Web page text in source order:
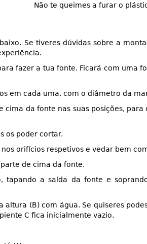
Não te queimes a furar o
Se tiveres dúvidas sobre a
fazer a tua fonte. Ficará com uma
em cada uma, com o diâmetro da
cima da fonte nas suas posições,
os poder cortar.
orifícios respetivos e vedar bem
de cima da fonte.
tapando a saída da fonte e
(B) com água. Se quiseres
C fica inicialmente vazio.